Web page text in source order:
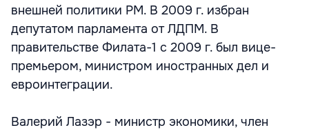
внешней политики РМ. В 2009 г. избран
депутатом парламента от ЛДПМ. В
правительстве Филата-1 с 2009 г. был вице-
премьером, министром иностранных дел и
евроинтеграции.
Валерий Лазэр - министр экономики, член